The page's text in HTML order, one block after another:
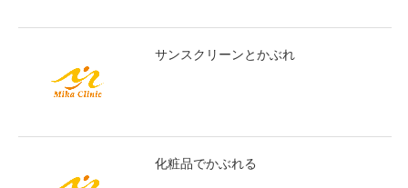
サンスクリーンとかぶれ
化粧品でかぶれる